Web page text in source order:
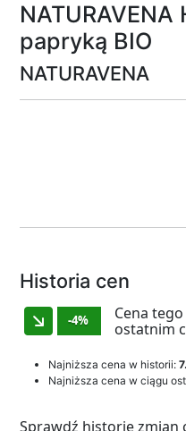
NATURAVENA
papryką BIO
NATURAVENA
Historia cen
-4%
Cena
ostatnim
Najniższa cena w historii:
Najniższa cena w ciągu
Sprawdź historię zmian